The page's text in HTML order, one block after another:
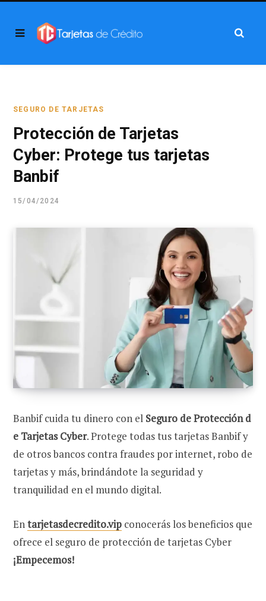
SEGURO DE TARJETAS
Protección de Tarjetas
Cyber: Protege tus tarjetas
Banbif
15/04/2024
Banbif cuida tu dinero con el Seguro de Protección d
e Tarjetas Cyber. Protege todas tus tarjetas Banbif y
de otros bancos contra fraudes por internet, robo de
tarjetas y más, brindándote la seguridad y
tranquilidad en el mundo digital.
Entarjetasdecredito.vip conocerás los beneficios que
ofrece el seguro de protección de tarjetas Cyber
¡Empecemos!